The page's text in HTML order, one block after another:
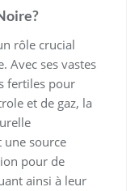
rôle crucial
Avec ses vastes
fertiles pour
et de gaz, la
une source
pour de
ainsi à leur